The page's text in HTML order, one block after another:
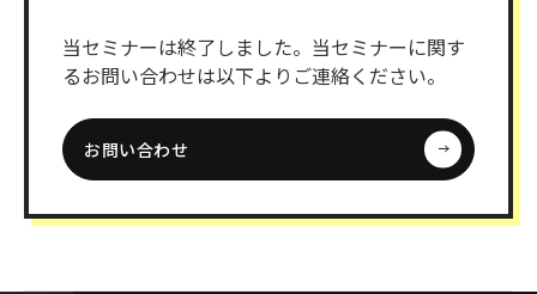
当セミナーは終了しました。当セミナーに関す
るお問い合わせは以下よりご連絡ください。
お問い合わせ